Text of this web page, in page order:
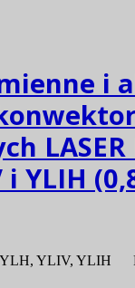
i
LASER
i YLIH
YLH, YLIV, YLIH